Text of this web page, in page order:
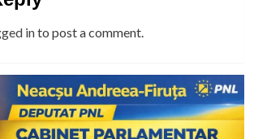
into post a comment.